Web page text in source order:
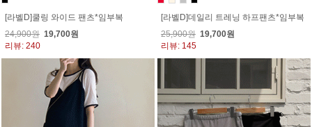
[라벨D]쿨링 와이드 팬츠*임부복
24,900원 19,700원
리뷰: 240
[라벨D]데일리 트레닝 하프팬츠*임부복
25,900원 19,700원
리뷰: 145